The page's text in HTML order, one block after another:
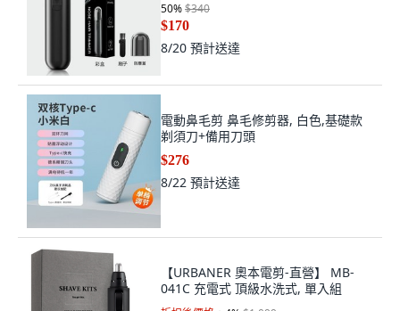
50%$340
$170
8/20 預計送達
電動鼻毛剪 鼻毛修剪器, 白色,基礎款
剃須刀+備用刀頭
$276
8/22 預計送達
【URBANER 奧本電剪-直營】 MB-
041C 充電式 頂級水洗式, 單入組